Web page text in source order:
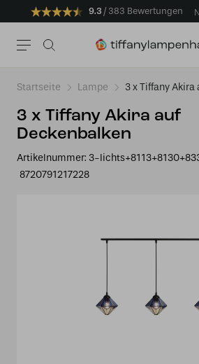
9.3 383 Bewertungen
Startseite Lampe 3 x Tiffany
3 x Tiffany Akira auf
Deckenbalken
Artikelnummer: 3-
8720791217228